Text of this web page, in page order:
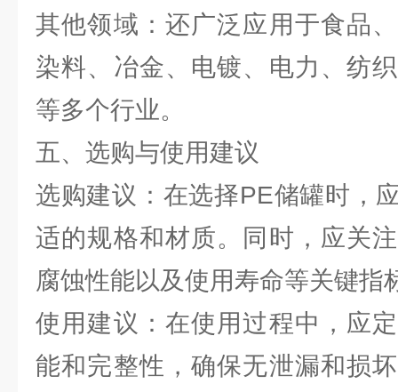
其他领域：还广泛应用于食品
染料、冶金、电镀、电力、纺
等多个行业。
五、选购与使用建议
选购建议：在选择PE储罐时，
适的规格和材质。同时，应关
腐蚀性能以及使用寿命等关键指
使用建议：在使用过程中，应
能和完整性，确保无泄漏和损